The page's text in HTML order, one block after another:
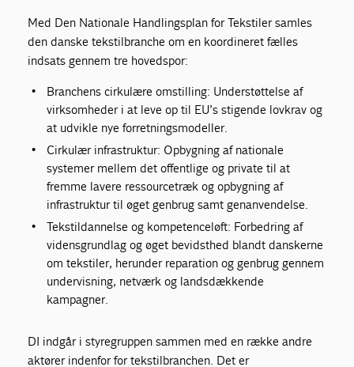
Med Den Nationale Handlingsplan for Tekstiler samles
den danske tekstilbranche om en koordineret fælles
indsats gennem tre hovedspor:
Branchens cirkulære omstilling: Understøttelse af
virksomheder i at leve op til EU’s stigende lovkrav og
at udvikle nye forretningsmodeller.
Cirkulær infrastruktur: Opbygning af nationale
systemer mellem det offentlige og private til at
fremme lavere ressourcetræk og opbygning af
infrastruktur til øget genbrug samt genanvendelse.
Tekstildannelse og kompetenceløft: Forbedring af
vidensgrundlag og øget bevidsthed blandt danskerne
om tekstiler, herunder reparation og genbrug gennem
undervisning, netværk og landsdækkende
kampagner.
DI indgår i styregruppen sammen med en række andre
aktører indenfor for tekstilbranchen. Det er